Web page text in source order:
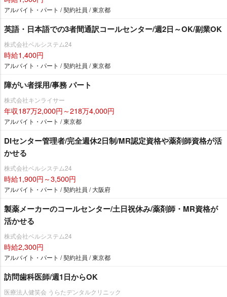
アルバイト・パート / 契約社員 / 東京都
英語・日本語での3者間通訳コールセンター/週2日～OK/副業OK
株式会社ベルシステム24
時給1,400円
アルバイト・パート / 契約社員 / 東京都
障がい者採用/事務 パート
株式会社キンライサー
年収187万2,000円～218万4,000円
アルバイト・パート / 東京都
DIセンター管理者/完全週休2日制/MR認定資格や薬剤師資格が活
かせる
株式会社ベルシステム24
時給1,900円～3,500円
アルバイト・パート / 契約社員 / 大阪府
製薬メーカーのコールセンター/土日祝休み/薬剤師・MR資格が
活かせる
株式会社ベルシステム24
時給2,300円
アルバイト・パート / 契約社員 / 東京都
訪問歯科医師/週1日からOK
医療法人健笑会 うらたデンタルクリニック